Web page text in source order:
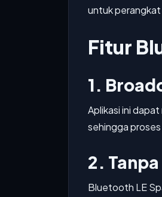
untuk
Fitur
1.
Aplikasi ini
sehingga
2.
Bluetooth LE